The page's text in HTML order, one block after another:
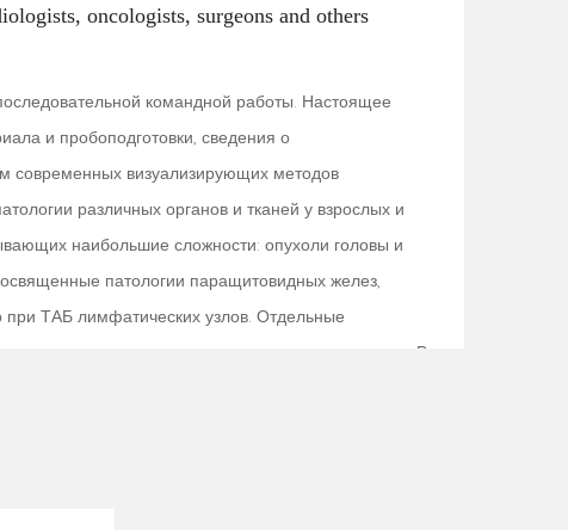
oncologists, surgeons and others
командной работы. Настоящее
и пробоподготовки, сведения о
современных визуализирующих методов
различных органов и тканей у взрослых и
наибольшие сложности: опухоли головы и
патологии паращитовидных желез,
при ТАБ лимфатических узлов. Отдельные
методов для постановки диагноза. В
и поэтому претендует стать настольной для